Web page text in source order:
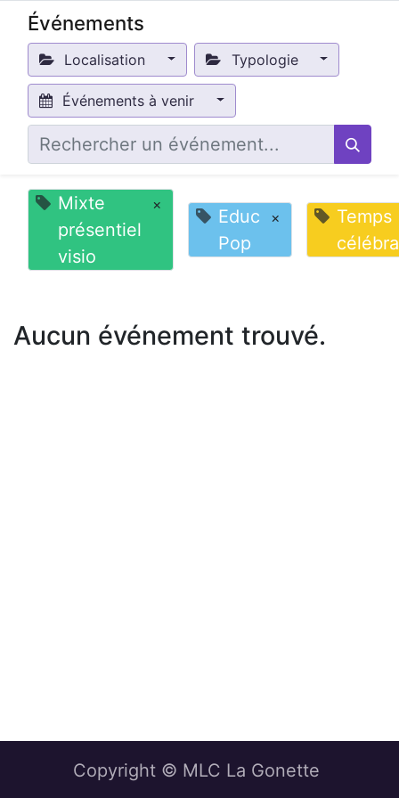
Événements
Localisation Typologie
Événements à venir
Mixte
présentiel
visio
×
Educ
Pop
×
Temps
Aucun événement trouvé.
Copyright © MLC La Gonette